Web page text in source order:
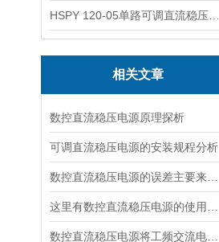
相关文章
数控直流稳压电源原理探析
可调直流稳压电源的安装规程分析